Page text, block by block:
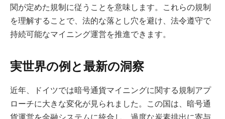
関が定めた規制に従うことを意味します。これらの規制
を理解することで、法的な落とし穴を避け、法令遵守で
持続可能なマイニング運営を推進できます。
実世界の例と最新の洞察
近年、ドイツでは暗号通貨マイニングに関する規制アプ
ローチに大きな変化が見られました。この国は、暗号通